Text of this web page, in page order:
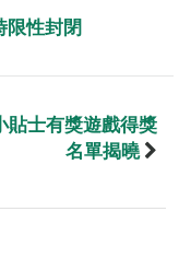
限性封閉
貼士有獎遊戲得獎
名單揭曉